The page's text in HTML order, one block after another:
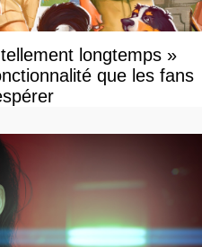
longtemps »
que les fans